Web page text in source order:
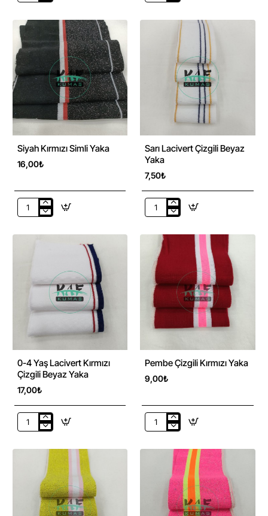
Çizgili
Kırmızı
Yaka
Siyah
Siyah Kırmızı Simli Yaka
16,00₺
Siyah
Simli
Sarı Lacivert Çizgili Beyaz
Yaka
7,50₺
Sarı
Çizgili
Beyaz
Yaka
0-4 Yaş Lacivert Kırmızı
Çizgili Beyaz Yaka
17,00₺
0-
Yaş
Lacivert
Kırmızı
Çizgili
Beyaz
Pembe Çizgili Kırmızı Yaka
9,00₺
Pembe
Kırmızı